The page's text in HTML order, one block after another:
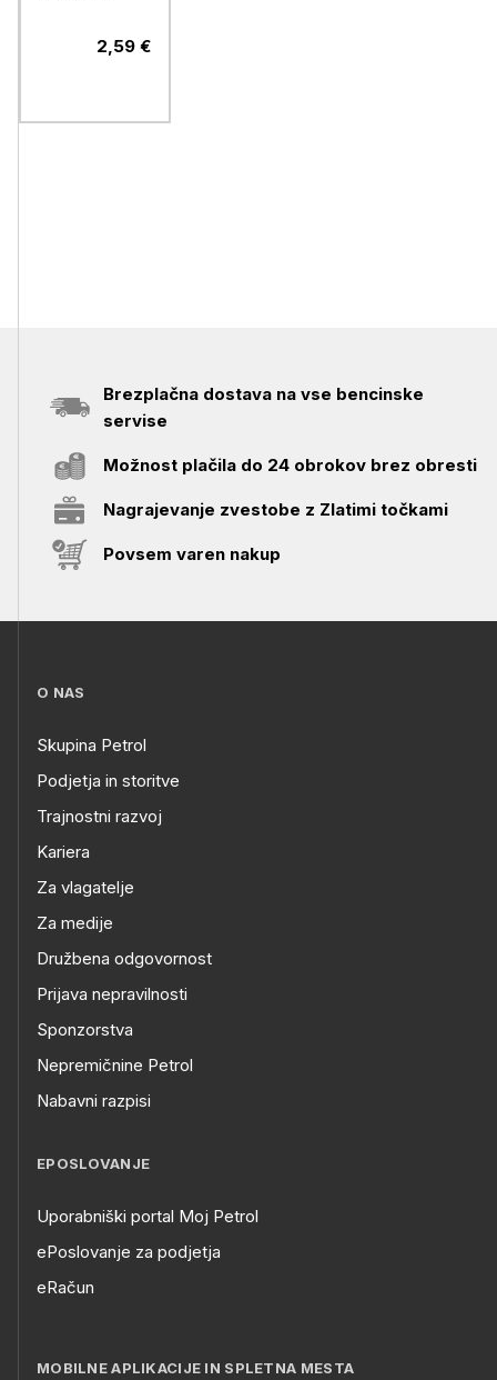
CR2016 1/1
2,59 €
Brezplačna dostava na vse bencinske
servise
Možnost plačila do 24 obrokov brez obresti
Nagrajevanje zvestobe z Zlatimi točkami
Povsem varen nakup
O NAS
Skupina Petrol
Podjetja in storitve
Trajnostni razvoj
Kariera
Za vlagatelje
Za medije
Družbena odgovornost
Prijava nepravilnosti
Sponzorstva
Nepremičnine Petrol
Nabavni razpisi
EPOSLOVANJE
Uporabniški portal Moj Petrol
ePoslovanje za podjetja
eRačun
MOBILNE APLIKACIJE IN SPLETNA MESTA